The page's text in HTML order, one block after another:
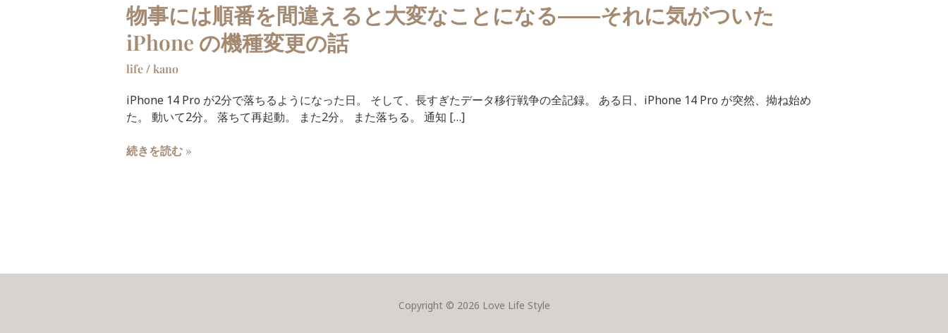
物事には順番を間違えると大変なことになる――それに気がついた
iPhone の機種変更の話
life/kano
iPhone 14 Pro が2分で落ちるようになった日。 そして、長すぎたデータ移行戦争の全記録。 ある日、iPhone 14 Pro が突然、拗ね始め
た。 動いて2分。 落ちて再起動。 また2分。 また落ちる。 通知 […]
続きを読む »
Copyright © 2026 Love Life Style